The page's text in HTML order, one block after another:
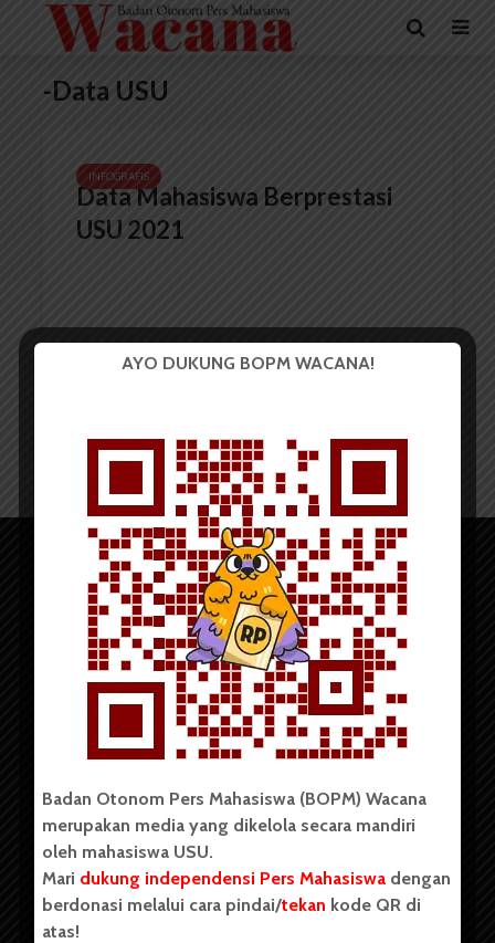
-Data USU
INFOGRAFIS
Data Mahasiswa Berprestasi
USU 2021
Copyright © 2023. All rights reserved BOPM WACANA.
Badan Otonom Pers Mahasiswa (BOPM) Wacana merupakan
pers mahasiswa yang berdiri di luar kampus dan dikelola
secara mandiri oleh mahasiswa Universitas Sumatera Utara
(USU). Sebelumnya BOPM Wacana merupakan salah satu
Unit Kegiatan Mahasiswa (UKM) di Universitas Sumatera
AYO DUKUNG BOPM WACANA!
Badan Otonom Pers Mahasiswa (BOPM) Wacana
merupakan media yang dikelola secara mandiri
oleh mahasiswa USU.
Mari dukung independensi Pers Mahasiswa dengan
berdonasi melalui cara pindai/tekan kode QR di
atas!